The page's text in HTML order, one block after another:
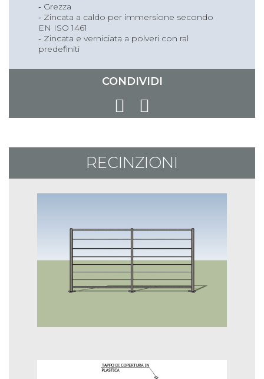
‐ Grezza
‐ Zincata a caldo per immersione secondo
EN ISO 1461
‐ Zincata e verniciata a polveri con ral
predefiniti
CONDIVIDI
RECINZIONI